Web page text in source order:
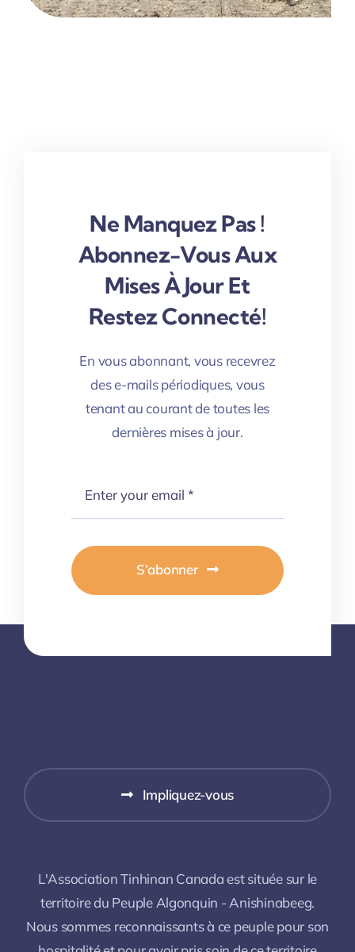
Ne Manquez Pas !
Abonnez-Vous Aux
Mises À Jour Et
Restez Connecté!
En vous abonnant, vous recevrez
des e-mails périodiques, vous
tenant au courant de toutes les
dernières mises à jour.
S’abonner
Impliquez-vous
L'Association Tinhinan Canada est située sur le
territoire du Peuple Algonquin - Anishinabeeg.
Nous sommes reconnaissants à ce peuple pour son